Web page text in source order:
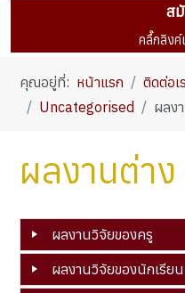
ส
คลื๊กลิงค์
คุณอยู่ที่: หน้าแรก ติดต่อเ
Uncategorised
ผลง
ผลงานต่าง
ผลงานวิจัยของครู
ผลงานวิจัยของนักเรียน